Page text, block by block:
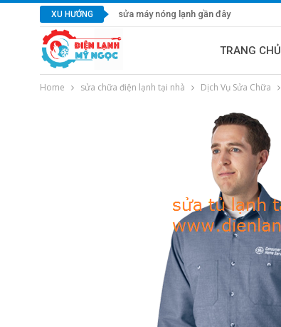
XU HƯỚNG sửa máy nóng lạnh gần đây
TRANG CHỦ
Home sửa chữa điện lạnh tại nhà Dịch Vụ Sửa Chữa